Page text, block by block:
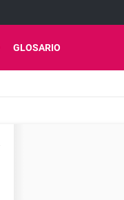
GLOSARIO